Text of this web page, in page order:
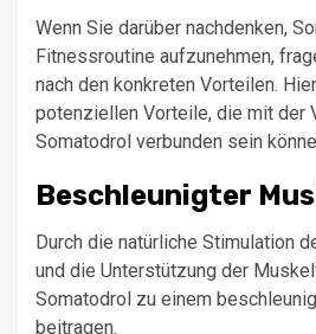
Wenn Sie darüber nachdenken,
Fitnessroutine aufzunehmen,
nach den konkreten Vorteilen.
potenziellen Vorteile, die mit der
Somatodrol verbunden sein
Beschleunigter
Durch die natürliche Stimulation
und die Unterstützung der
Somatodrol zu einem
beitragen.